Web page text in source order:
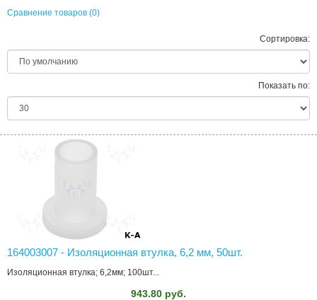
Сравнение товаров (0)
Сортировка:
Показать по:
164003007 - Изоляционная втулка, 6,2 мм, 50шт.
Изоляционная втулка; 6,2мм; 100шт...
943.80 руб.